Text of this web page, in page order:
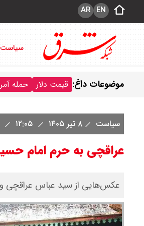
EN
AR
سیاست
موضوعات داغ: قیمت دلار حمله
سیاست ۸ تیر ۱۴۰۵
عراقچی به حرم امام
عکس‌هایی از سید عباس عراقچی